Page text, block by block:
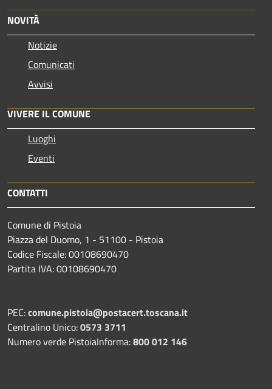
NOVITÀ
Notizie
Comunicati
Avvisi
VIVERE IL COMUNE
Luoghi
Eventi
CONTATTI
Comune di Pistoia
Piazza del Duomo, 1 - 51100 - Pistoia
Codice Fiscale: 00108690470
Partita IVA: 00108690470
PEC:comune.pistoia@postacert.toscana.it
Centralino Unico:0573 3711
Numero verde PistoiaInforma:800 012 146